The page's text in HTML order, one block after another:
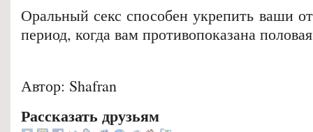
Оральный секс способен укрепить ваши
период, когда вам противопоказана
Автор: Shafran
Рассказать друзьям